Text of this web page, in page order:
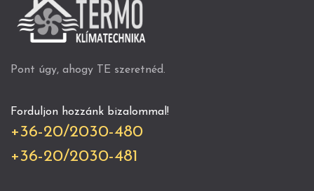
Pont úgy, ahogy TE szeretnéd.
Forduljon hozzánk bizalommal!
+36-20/2030-480
+36-20/2030-481